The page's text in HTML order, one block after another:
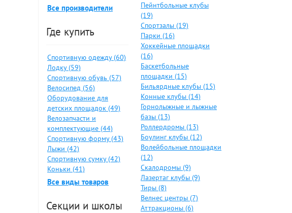
Все производители
Где купить
Спортивную одежду (60)
Лодку (59)
Спортивную обувь (57)
Велосипед (56)
Оборудование для
детских площадок (49)
Велозапчасти и
комплектующие (44)
Спортивную форму (43)
Лыжи (42)
Спортивную сумку (42)
Коньки (41)
Все виды товаров
Секции и школы
Пейнтбольные клубы
(19)
Спортзалы (19)
Парки (16)
Хоккейные площадки
(16)
Баскетбольные
площадки (15)
Бильярдные клубы (15)
Конные клубы (14)
Горнолыжные и лыжные
базы (13)
Роллердромы (13)
Боулинг клубы (12)
Волейбольные площадки
(12)
Скалодромы (9)
Лазертаг клубы (9)
Тиры (8)
Велнес центры (7)
Аттракционы (6)